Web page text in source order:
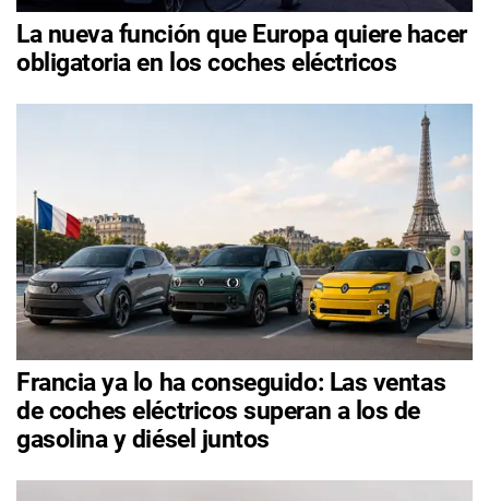
La nueva función que Europa quiere hacer
obligatoria en los coches eléctricos
Francia ya lo ha conseguido: Las ventas
de coches eléctricos superan a los de
gasolina y diésel juntos